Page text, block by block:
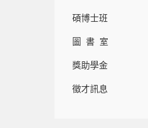
碩博士班
圖 書 室
獎助學金
徵才訊息